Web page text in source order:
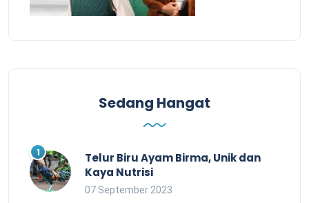
Sedang Hangat
Telur Biru Ayam Birma, Unik dan
Kaya Nutrisi
07 September 2023